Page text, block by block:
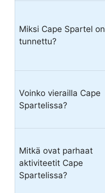
Miksi Cape Spartel on
tunnettu?
Voinko vierailla Cape
Spartelissa?
Mitkä ovat parhaat
aktiviteetit Cape
Spartelissa?